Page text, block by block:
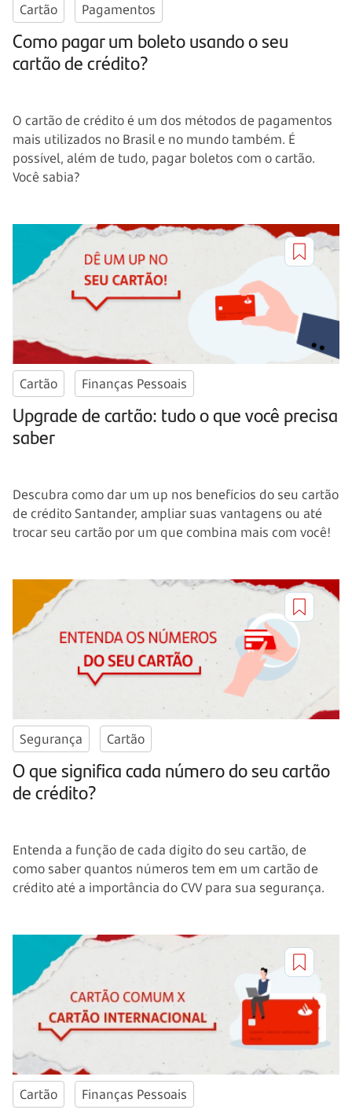
Cartão Pagamentos
Como pagar um boleto usando o seu
cartão de crédito?
O cartão de crédito é um dos métodos de pagamentos
mais utilizados no Brasil e no mundo também. É
possível, além de tudo, pagar boletos com o cartão.
Você sabia?
Cartão Finanças Pessoais
Upgrade de cartão: tudo o que você precisa
saber
Descubra como dar um up nos benefícios do seu cartão
de crédito Santander, ampliar suas vantagens ou até
trocar seu cartão por um que combina mais com você!
Segurança Cartão
O que significa cada número do seu cartão
de crédito?
Entenda a função de cada dígito do seu cartão, de
como saber quantos números tem em um cartão de
crédito até a importância do CVV para sua segurança.
Cartão Finanças Pessoais